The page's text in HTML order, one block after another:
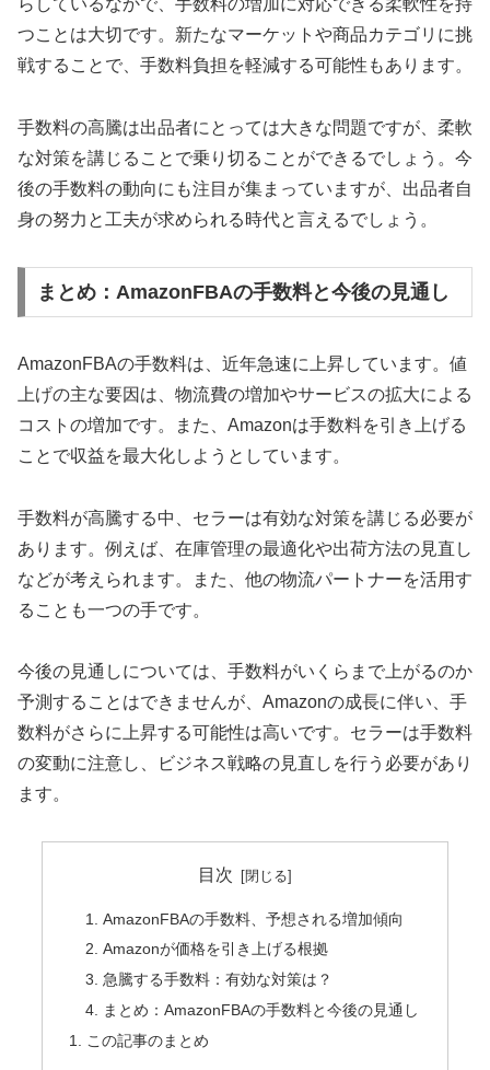
らしているなかで、手数料の増加に対応できる柔軟性を持
つことは大切です。新たなマーケットや商品カテゴリに挑
戦することで、手数料負担を軽減する可能性もあります。
手数料の高騰は出品者にとっては大きな問題ですが、柔軟
な対策を講じることで乗り切ることができるでしょう。今
後の手数料の動向にも注目が集まっていますが、出品者自
身の努力と工夫が求められる時代と言えるでしょう。
まとめ：AmazonFBAの手数料と今後の見通し
AmazonFBAの手数料は、近年急速に上昇しています。値
上げの主な要因は、物流費の増加やサービスの拡大による
コストの増加です。また、Amazonは手数料を引き上げる
ことで収益を最大化しようとしています。
手数料が高騰する中、セラーは有効な対策を講じる必要が
あります。例えば、在庫管理の最適化や出荷方法の見直し
などが考えられます。また、他の物流パートナーを活用す
ることも一つの手です。
今後の見通しについては、手数料がいくらまで上がるのか
予測することはできませんが、Amazonの成長に伴い、手
数料がさらに上昇する可能性は高いです。セラーは手数料
の変動に注意し、ビジネス戦略の見直しを行う必要があり
ます。
目次
AmazonFBAの手数料、予想される増加傾向
Amazonが価格を引き上げる根拠
急騰する手数料：有効な対策は？
まとめ：AmazonFBAの手数料と今後の見通し
この記事のまとめ